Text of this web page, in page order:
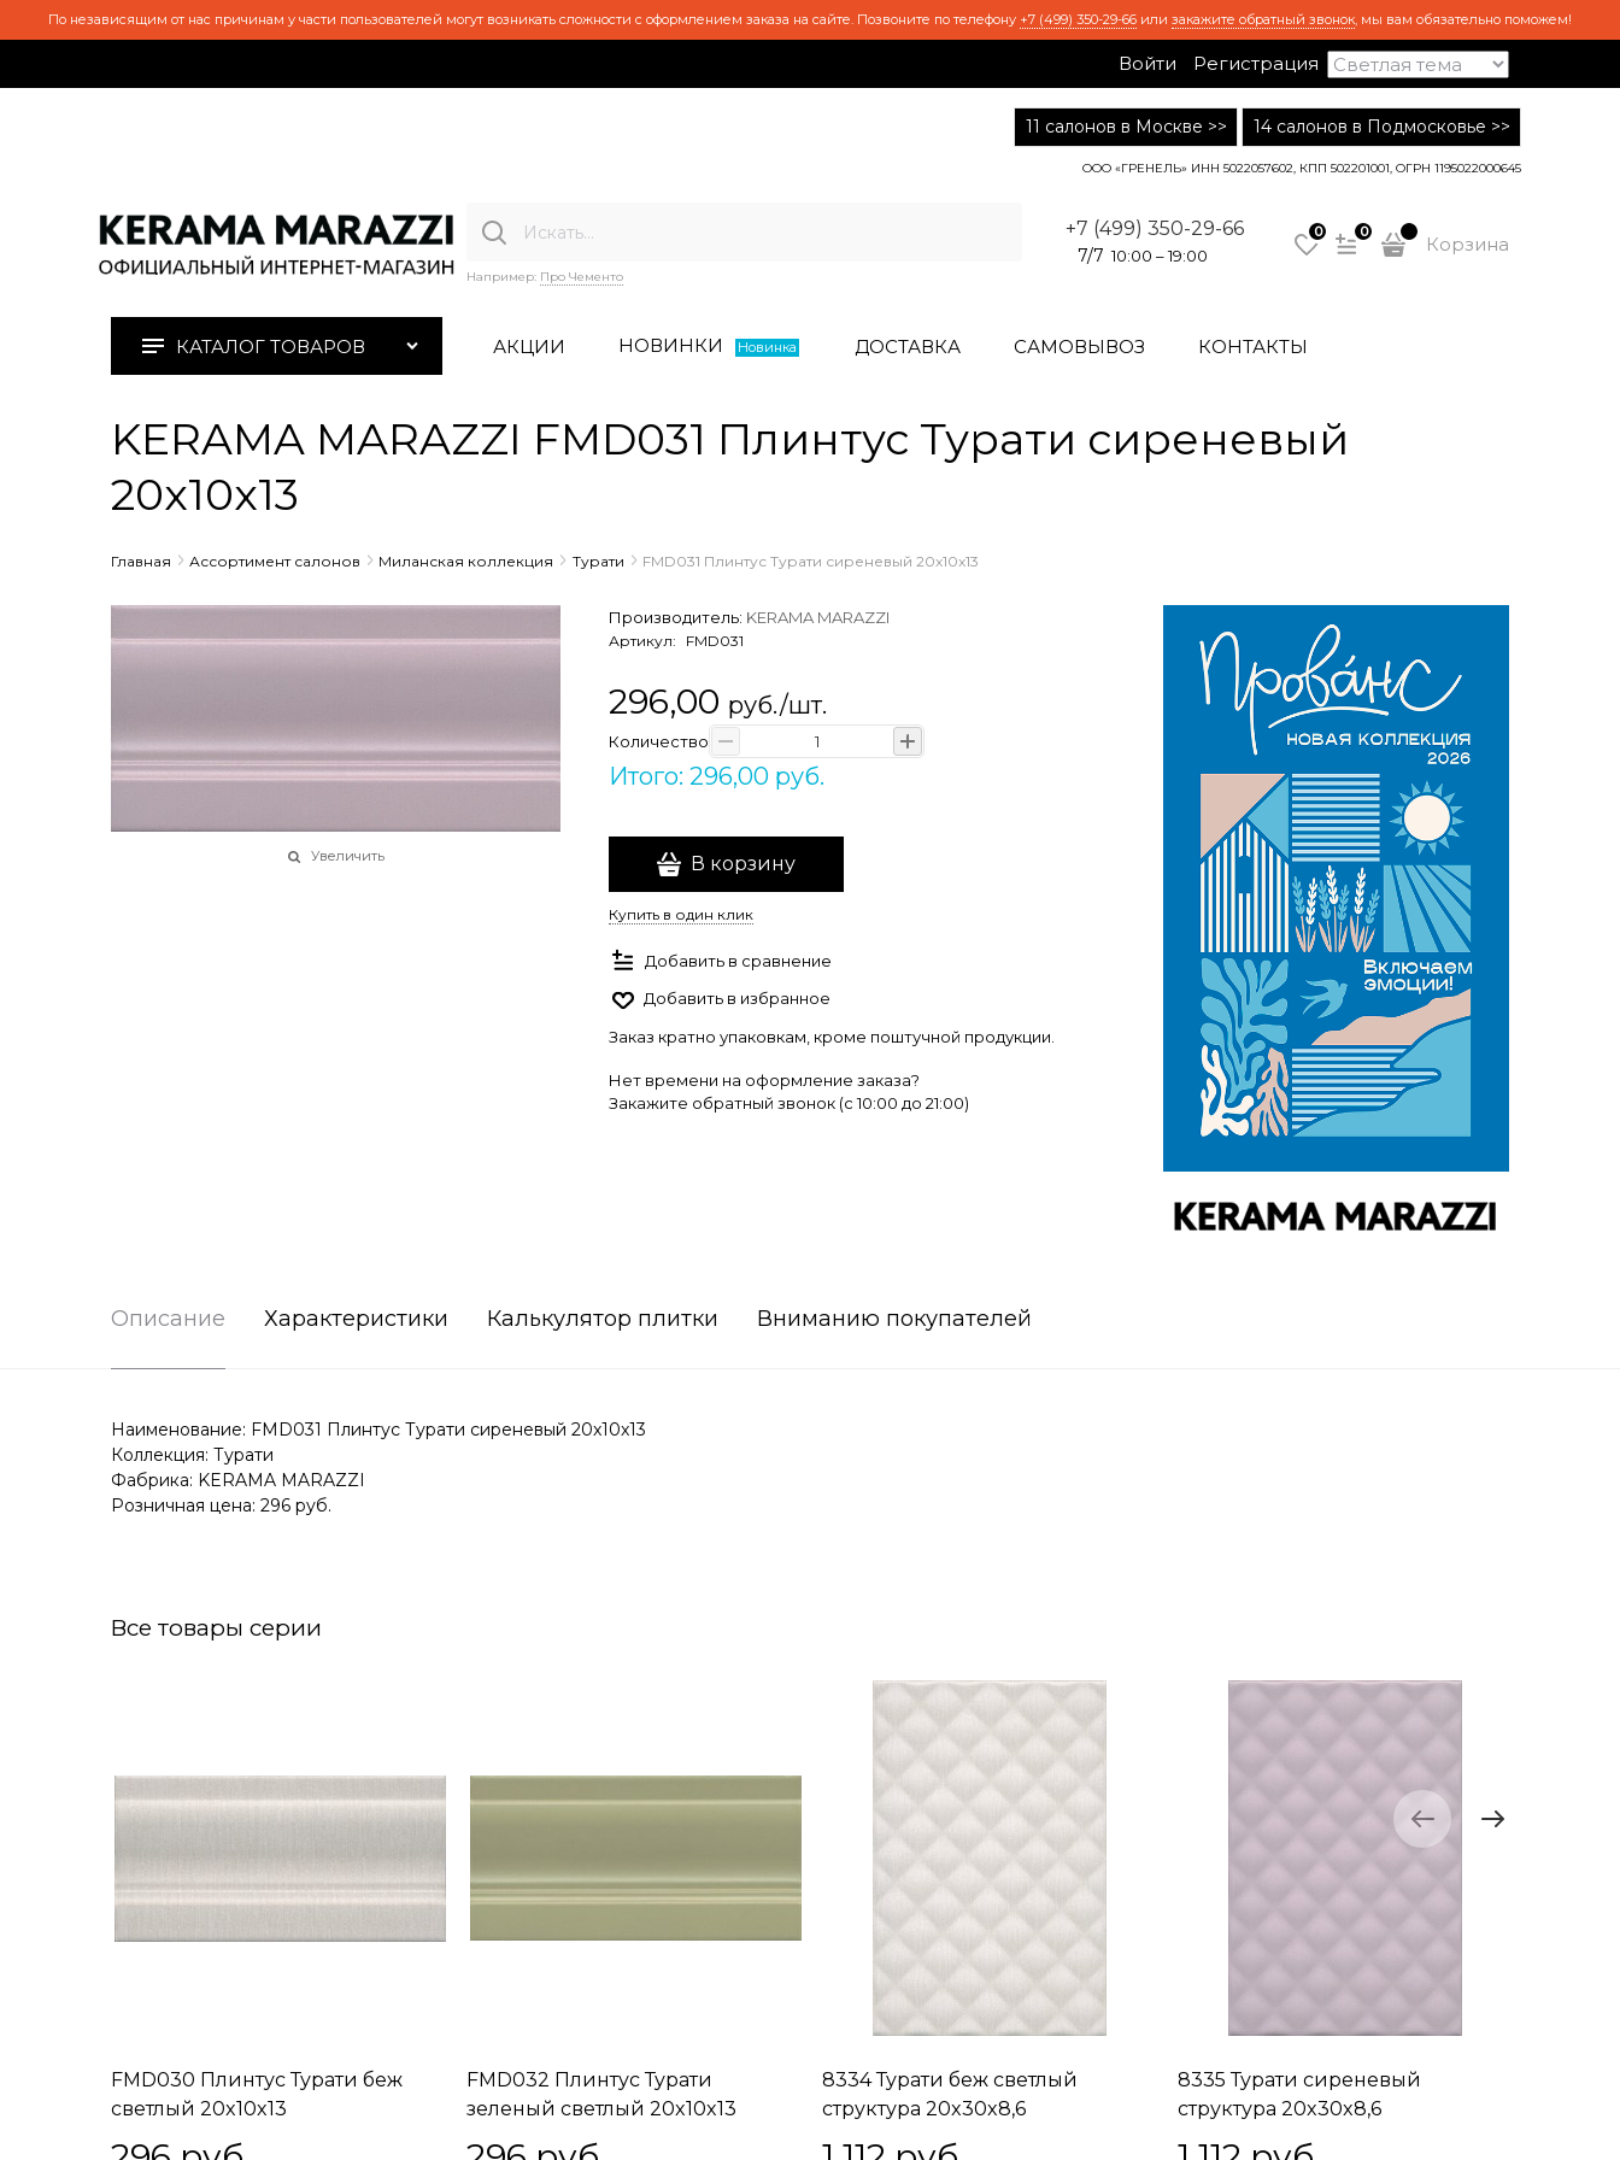
По независящим от нас причинам у части пользователей могут возникать сложности с оформлением заказа на сайте. Позвоните по телефону +7 (499) 350-29-66 или закажите обратный звонок, мы вам обязательно поможем!
Войти Регистрация
11 салонов в Москве >> 14 салонов в Подмосковье >>
ООО «ГРЕНЕЛЬ» ИНН 5022057602, КПП 502201001, ОГРН 1195022000645
Например: Про Чементо
+7 (499) 350-29-66
7/7 10:00 – 19:00
0 0
Корзина
КАТАЛОГ ТОВАРОВ АКЦИИ НОВИНКИ Новинка ДОСТАВКА САМОВЫВОЗ КОНТАКТЫ
KERAMA MARAZZI FMD031 Плинтус Турати сиреневый
20x10x13
Главная Ассортимент салонов Миланская коллекция Турати FMD031 Плинтус Турати сиреневый 20x10x13
Увеличить
Производитель: KERAMA MARAZZI
Артикул: FMD031
296,00 руб./шт.
Количество
Итого: 296,00 руб.
В корзину
Купить в один клик
Добавить в сравнение
Добавить в избранное
Заказ кратно упаковкам, кроме поштучной продукции.
Нет времени на оформление заказа?
Закажите обратный звонок (c 10:00 до 21:00)
Описание Характеристики Калькулятор плитки Вниманию покупателей
Наименование: FMD031 Плинтус Турати сиреневый 20x10x13
Коллекция: Турати
Фабрика: KERAMA MARAZZI
Розничная цена: 296 руб.
Все товары серии
FMD030 Плинтус Турати беж
светлый 20x10x13
FMD032 Плинтус Турати
зеленый светлый 20x10x13
8334 Турати беж светлый
структура 20x30x8,6
8335 Турати сиреневый
структура 20x30x8,6